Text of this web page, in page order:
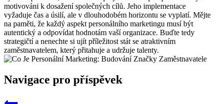
motivováni k dosažení ⁤společných cílů. Jeho implementace
vyžaduje čas a úsilí, ‌ale v dlouhodobém horizontu se⁤ vyplatí. ⁢Mějte⁢
na paměti, že každý aspekt personálního⁤ marketingu musí⁣ být
autentický a ⁤odpovídat hodnotám vaší organizace. Buďte⁤ tedy
strategičtí a nenechte ​si ujít příležitost stát​ se atraktivním‌
zaměstnavatelem, který přitahuje a udržuje‍ talenty.
Navigace pro příspěvek